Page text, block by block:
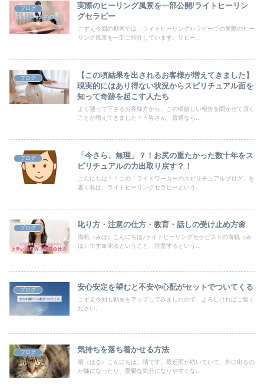
ブログ
実際のヒーリング風景を一部公開/ライトヒーリン
グセラピー
こずえ今回の動画では、ライトヒーリングセラピーでの実際のヒー
リング風景を一部ご紹介しています。リピー...
ブログ
【この頃結果を出されるお客様が増えてきました】
現実的にはあり得ない状況からスピリチュアル面を
知って奇跡を起こす人たち
よく通って下さるお客様方から、この頃嬉しい報告を聞かせて頂く
ことが増えてきました＾＾皆さん、普通なら...
ブログ
「今さら、無理」？！お尻の重たかった数十年をス
ピリチュアルの力出取り戻す？！
こんにちは＾＾この「ライトワーカーのスピリチュアルブログ」を
書く私は、ライトヒーリングセラピーという...
ブログ 叱り方・注意の仕方・教育・話しの受け止め方🌼
海帆（みほ）こんにちは♪ライトヒーリングセラピストの海帆（み
ほ）です🎀叱るということ、注意するという...
ブログ 安心安定を望むと不安や心配がセットでついてくる
こずえ今回も動画をアップしてみましたので、よろしければご覧く
ださい。
ブログ 気持ちを落ち着かせる方法
晴（はる）こんにちは。晴です。最近雨が続いていて、外に出るの
が嫌になったり、憂鬱な気分になりやすくな...